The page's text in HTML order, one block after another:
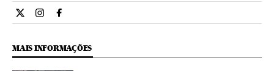
Ciencia El País Brasil en Twitter
Ciencia El País Brasil en Instagram
Ciencia El País Brasil en Facebook
MAIS INFORMAÇÕES